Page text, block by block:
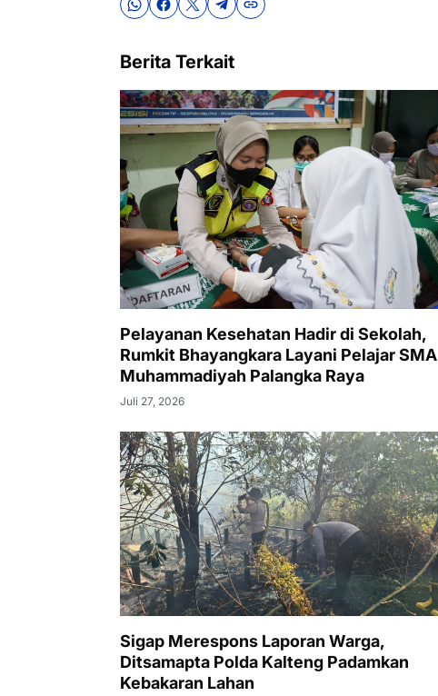
Berita Terkait
Pelayanan Kesehatan Hadir di Sekolah,
Rumkit Bhayangkara Layani Pelajar SMA
Muhammadiyah Palangka Raya
Juli 27, 2026
Sigap Merespons Laporan Warga,
Ditsamapta Polda Kalteng Padamkan
Kebakaran Lahan